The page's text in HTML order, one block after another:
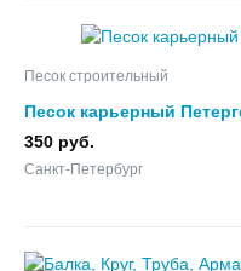
Песок строительный
Песок карьерный
350 руб.
Санкт-Петербург